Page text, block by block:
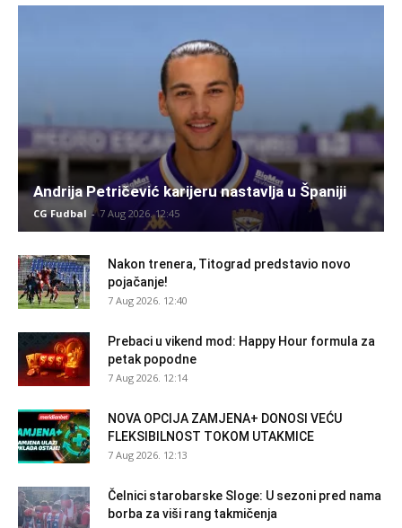
Andrija Petričević karijeru nastavlja u Španiji
CG Fudbal - 7 Aug 2026. 12:45
Nakon trenera, Titograd predstavio novo
pojačanje!
7 Aug 2026. 12:40
Prebaci u vikend mod: Happy Hour formula za
petak popodne
7 Aug 2026. 12:14
NOVA OPCIJA ZAMJENA+ DONOSI VEĆU
FLEKSIBILNOST TOKOM UTAKMICE
7 Aug 2026. 12:13
Čelnici starobarske Sloge: U sezoni pred nama
borba za viši rang takmičenja